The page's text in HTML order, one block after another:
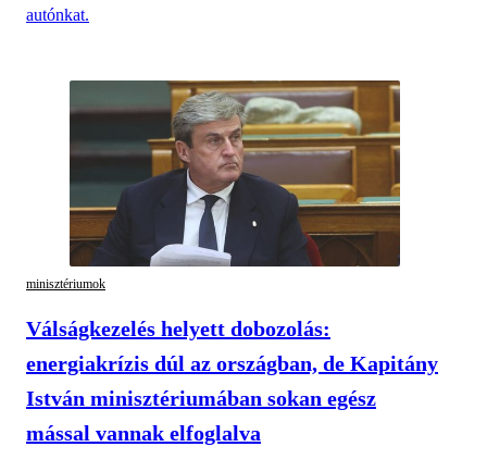
autónkat.
minisztériumok
Válságkezelés helyett dobozolás:
energiakrízis dúl az országban, de Kapitány
István minisztériumában sokan egész
mással vannak elfoglalva